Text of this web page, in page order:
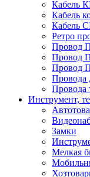
Кабель
Кабель
Кабель
Ретро
Провод
Провод
Провода
Провода
Инструмент,
Замки
Мелкая